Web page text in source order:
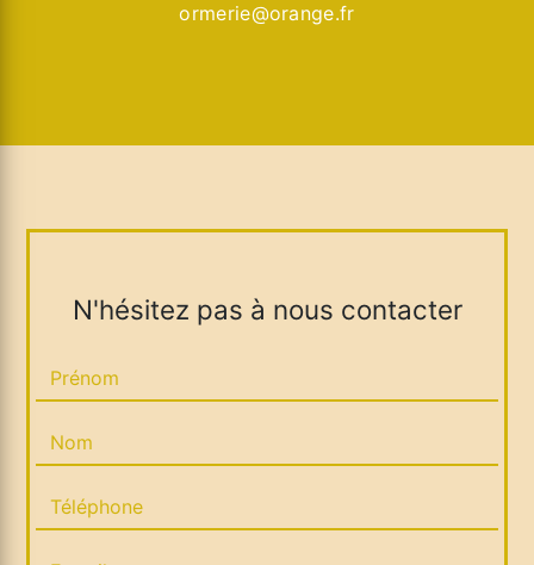
ormerie@orange.fr
N'hésitez pas à nous contacter